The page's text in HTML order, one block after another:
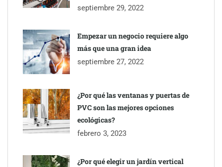
septiembre 29, 2022
Empezar un negocio requiere algo
más que una gran idea
septiembre 27, 2022
¿Por qué las ventanas y puertas de
PVC son las mejores opciones
ecológicas?
febrero 3, 2023
¿Por qué elegir un jardín vertical